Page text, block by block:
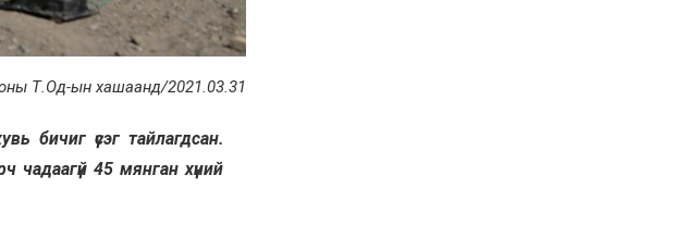
Т.Од-ын хашаанд/2021.03.31
бичиг үсэг тайлагдсан.
чадаагүй 45 мянган хүний